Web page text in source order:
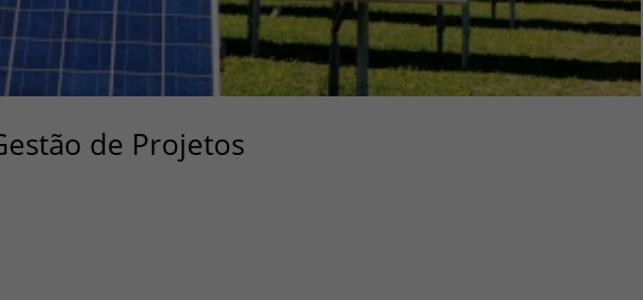
de Projetos